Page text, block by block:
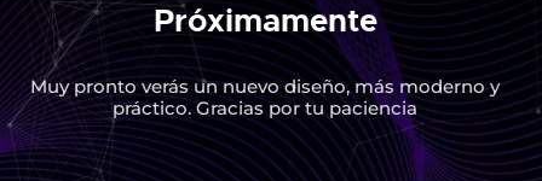
Próximamente
Muy pronto verás un nuevo diseño, más moderno y
práctico. Gracias por tu paciencia